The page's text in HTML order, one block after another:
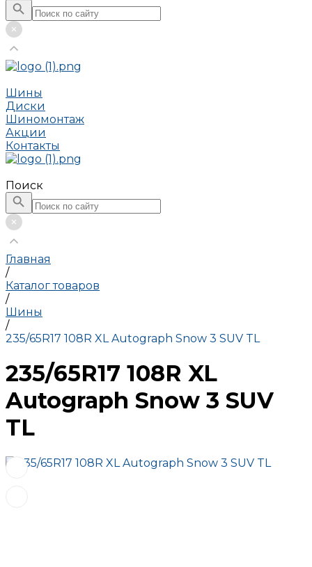
Шины
Диски
Шиномонтаж
Акции
Контакты
Поиск
Главная
/
Каталог товаров
/
Шины
/
235/65R17 108R XL Autograph Snow 3 SUV TL
235/65R17 108R XL
Autograph Snow 3 SUV
TL